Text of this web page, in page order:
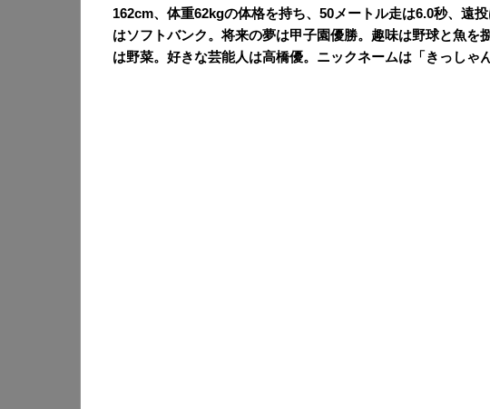
162cm、体重62kgの体格を持ち、50メートル走は6.0秒、遠
はソフトバンク。将来の夢は甲子園優勝。趣味は野球と魚を
は野菜。好きな芸能人は高橋優。ニックネームは「きっしゃん